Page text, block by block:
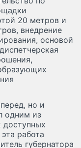
20 метров и
внедрение
основой
но и
одним из
доступных
работа
губернатора